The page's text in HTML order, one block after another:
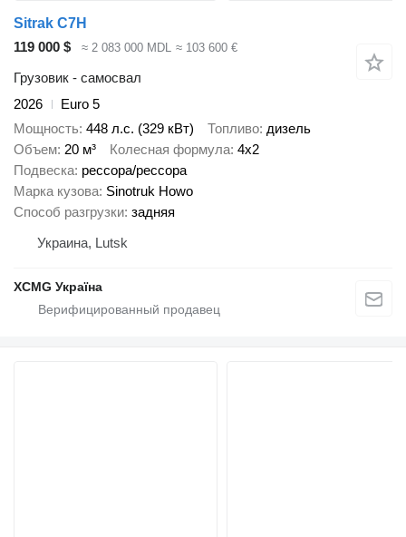
Sitrak C7H
119 000 $
≈ 2 083 000 MDL ≈ 103 600 €
Грузовик - самосвал
2026
Euro 5
Мощность 448 л.с. (329 кВт) Топливо дизель
Объем 20 м³ Колесная формула 4x2
Подвеска рессора/рессора
Марка кузова Sinotruk Howo
Способ разгрузки задняя
Украина, Lutsk
XCMG Україна